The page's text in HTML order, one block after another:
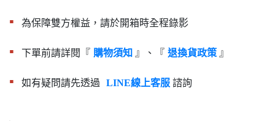
▪︎ 為保障雙方權益，請於開箱時全程錄影
▪︎ 下單前請詳閱『 購物須知 』、『 退換貨政策 』
▪︎ 如有疑問請先透過 LINE線上客服 諮詢